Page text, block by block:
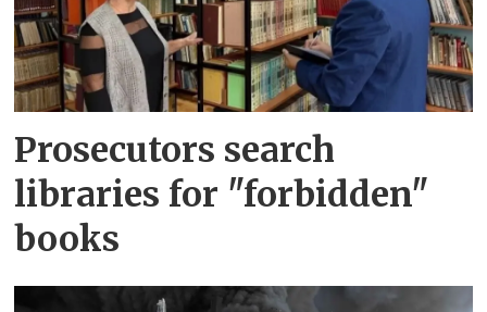
Prosecutors search
libraries for "forbidden"
books